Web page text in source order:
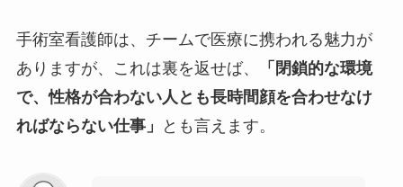
手術室看護師は、チームで医療に携われる魅力が
ありますが、これは裏を返せば、
「閉鎖的な環境
で、性格が合わない人とも長時間顔を合わせなけ
ればならない仕事」
とも言えます。